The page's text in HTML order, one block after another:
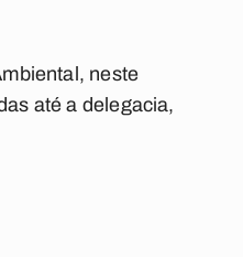
neste
até a delegacia,